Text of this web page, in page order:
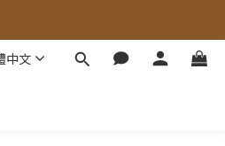
中文